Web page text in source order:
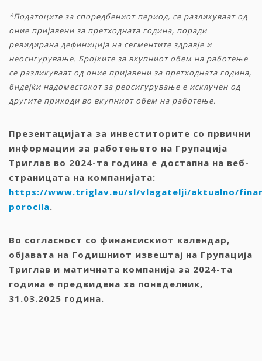
*Податоците за споредбениот период, се разликуваат од
оние пријавени за претходната година, поради
ревидирана дефиниција на сегментите здравје и
неосигурување. Бројките за вкупниот обем на работење
се разликуваат од оние пријавени за претходната година,
бидејќи надоместокот за реосигурување е исклучен од
другите приходи во вкупниот обем на работење.
Презентацијата за инвеститорите со првични
информации за работењето на Групација
Триглав во 2024-та година е достапна на веб-
страницата на компанијата:
https://www.triglav.eu/sl/vlagatelji/aktualno/
porocila.
Во согласност со финансискиот календар,
објавата на Годишниот извештај на Групација
Триглав и матичната компанија за 2024-та
година е предвидена за понеделник,
31.03.2025 година.